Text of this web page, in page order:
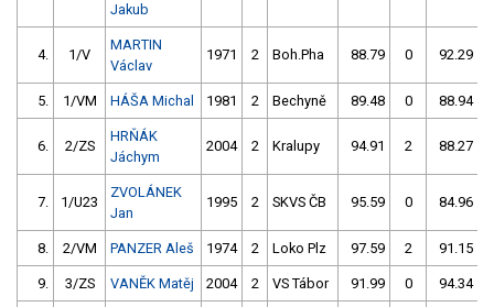
Jakub
4. 1/V
MARTIN
Václav
1971 2 Boh.Pha 88.79 0 92.29
5. 1/VM HÁŠA Michal 1981 2 Bechyně 89.48 0 88.94
6. 2/ZS
HRŇÁK
Jáchym
2004 2 Kralupy 94.91 2 88.27
7. 1/U23
ZVOLÁNEK
Jan
1995 2 SKVS ČB 95.59 0 84.96
8. 2/VM PANZER Aleš 1974 2 Loko Plz 97.59 2 91.15
9. 3/ZS VANĚK Matěj 2004 2 VS Tábor 91.99 0 94.34